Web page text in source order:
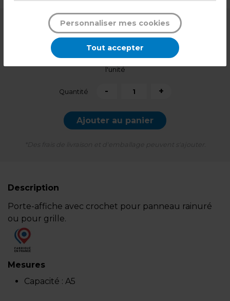
5,99€ HT
l'unité
Quantité - +
Ajouter au panier
Description
Porte-affiche avec crochet pour panneau rainuré
ou pour grille.
Mesures
Capacité : A5
Personnaliser mes cookies
Tout accepter